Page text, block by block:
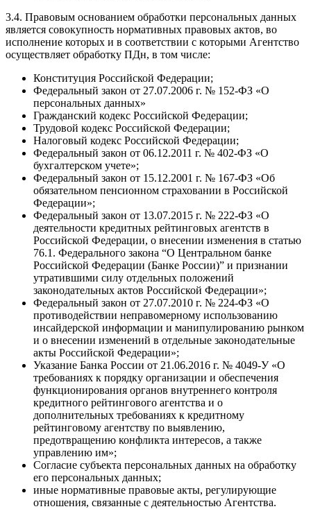
3.4. Правовым основанием обработки персональных данных
является совокупность нормативных правовых актов, во
исполнение которых и в соответствии с которыми Агентство
осуществляет обработку ПДн, в том числе:
Конституция Российской Федерации;
Федеральный закон от 27.07.2006 г. № 152-ФЗ «О
персональных данных»
Гражданский кодекс Российской Федерации;
Трудовой кодекс Российской Федерации;
Налоговый кодекс Российской Федерации;
Федеральный закон от 06.12.2011 г. № 402-ФЗ «О
бухгалтерском учете»;
Федеральный закон от 15.12.2001 г. № 167-ФЗ «Об
обязательном пенсионном страховании в Российской
Федерации»;
Федеральный закон от 13.07.2015 г. № 222-ФЗ «О
деятельности кредитных рейтинговых агентств в
Российской Федерации, о внесении изменения в статью
76.1. Федерального закона “О Центральном банке
Российской Федерации (Банке России)” и признании
утратившими силу отдельных положений
законодательных актов Российской Федерации»;
Федеральный закон от 27.07.2010 г. № 224-ФЗ «О
противодействии неправомерному использованию
инсайдерской информации и манипулированию рынком
и о внесении изменений в отдельные законодательные
акты Российской Федерации»;
Указание Банка России от 21.06.2016 г. № 4049-У «О
требованиях к порядку организации и обеспечения
функционирования органов внутреннего контроля
кредитного рейтингового агентства и о
дополнительных требованиях к кредитному
рейтинговому агентству по выявлению,
предотвращению конфликта интересов, а также
управлению им»;
Согласие субъекта персональных данных на обработку
его персональных данных;
иные нормативные правовые акты, регулирующие
отношения, связанные с деятельностью Агентства.